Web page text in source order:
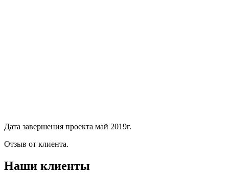
Дата завершения проекта май 2019г.
Отзыв от клиента.
Наши клиенты